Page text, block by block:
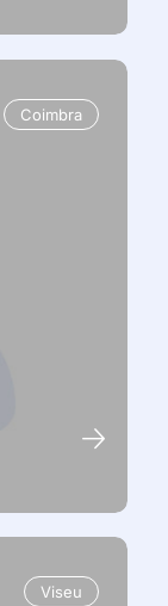
Coimbra
Viseu